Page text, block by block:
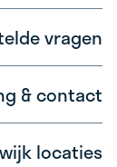
vragen
& contact
locaties